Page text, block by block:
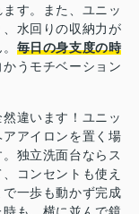
す。また、ユニッ
、水回りの収納力が
毎日の身支度の時
うモチベーション
違います！ユニッ
アアイロンを置く場
独立洗面台ならス
コンセントも使え
一歩も動かず完成